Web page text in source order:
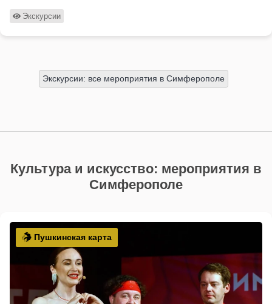
Экскурсии
Экскурсии: все мероприятия в Симферополе
Культура и искусство: мероприятия в
Симферополе
Пушкинская карта